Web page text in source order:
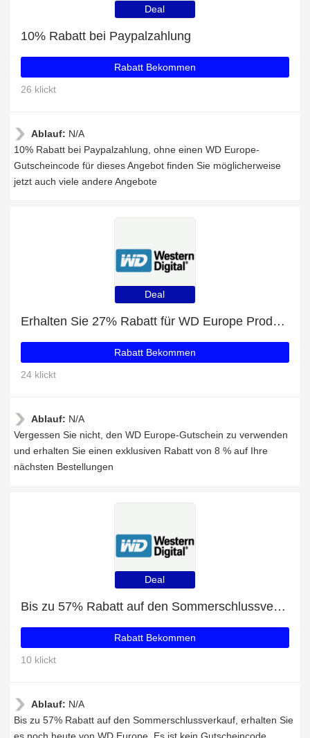
Deal
10% Rabatt bei Paypalzahlung
Rabatt Bekommen
26 klickt
Ablauf: N/A
10% Rabatt bei Paypalzahlung, ohne einen WD Europe-
Gutscheincode für dieses Angebot finden Sie möglicherweise
jetzt auch viele andere Angebote
Deal
Erhalten Sie 27% Rabatt für WD Europe Produkte
Rabatt Bekommen
24 klickt
Ablauf: N/A
Vergessen Sie nicht, den WD Europe-Gutschein zu verwenden
und erhalten Sie einen exklusiven Rabatt von 8 % auf Ihre
nächsten Bestellungen
Deal
Bis zu 57% Rabatt auf den Sommerschlussverkauf
Rabatt Bekommen
10 klickt
Ablauf: N/A
Bis zu 57% Rabatt auf den Sommerschlussverkauf, erhalten Sie